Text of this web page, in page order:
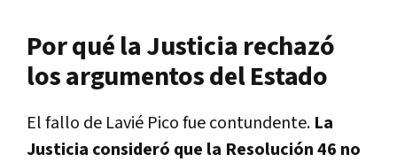
Por qué la Justicia rechazó
los argumentos del Estado
El fallo de Lavié Pico fue contundente. La
Justicia consideró que la Resolución 46 no